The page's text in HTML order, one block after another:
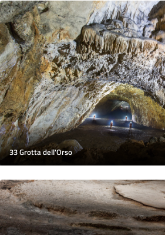
33 Grotta dell'Orso